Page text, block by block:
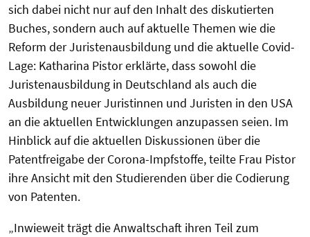
sich dabei nicht nur auf den Inhalt des diskutierten
Buches, sondern auch auf aktuelle Themen wie die
Reform der Juristenausbildung und die aktuelle Covid-
Lage: Katharina Pistor erklärte, dass sowohl die
Juristenausbildung in Deutschland als auch die
Ausbildung neuer Juristinnen und Juristen in den USA
an die aktuellen Entwicklungen anzupassen seien. Im
Hinblick auf die aktuellen Diskussionen über die
Patentfreigabe der Corona-Impfstoffe, teilte Frau Pistor
ihre Ansicht mit den Studierenden über die Codierung
von Patenten.
„Inwieweit trägt die Anwaltschaft ihren Teil zum